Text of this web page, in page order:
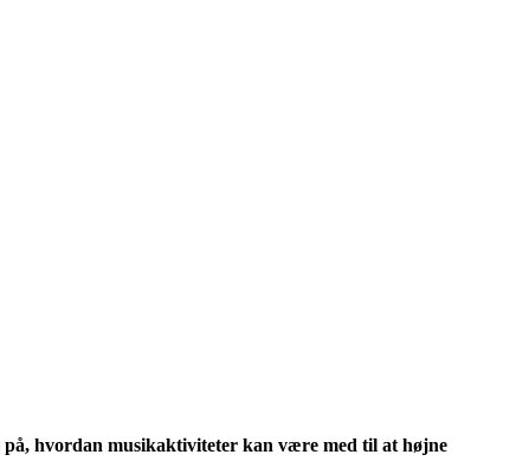
hvordan musikaktiviteter kan være med til at højne